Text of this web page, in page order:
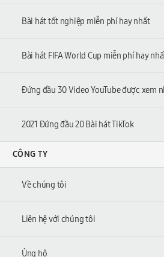
Bài hát tốt nghiệp miễn phí hay nhất
Bài hát FIFA World Cup miễn phí hay
Đứng đầu 30 Video YouTube được xem
2021 Đứng đầu 20 Bài hát TikTok
CÔNG TY
Về chúng tôi
Liên hệ với chúng tôi
Ủng hộ